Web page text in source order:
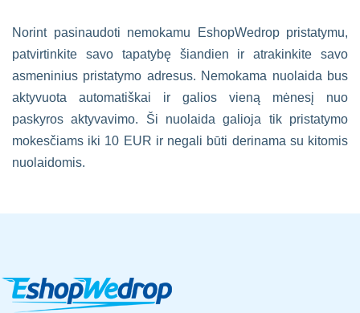
Norint pasinaudoti nemokamu EshopWedrop pristatymu,
patvirtinkite savo tapatybę šiandien ir atrakinkite savo
asmeninius pristatymo adresus. Nemokama nuolaida bus
aktyvuota automatiškai ir galios vieną mėnesį nuo
paskyros aktyvavimo. Ši nuolaida galioja tik pristatymo
mokesčiams iki 10 EUR ir negali būti derinama su kitomis
nuolaidomis.